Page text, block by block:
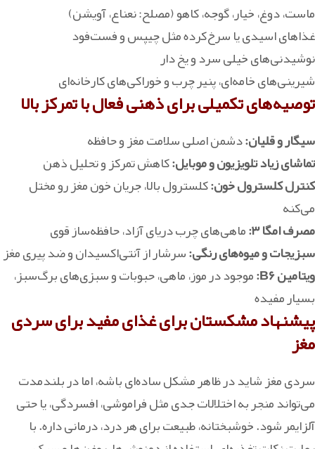
ماست، دوغ، خیار، گوجه، کاهو (مصلح: نعناع، آویشن)
غذاهای اسیدی یا سرخ‌کرده مثل چیپس و فست‌فود
نوشیدنی‌های خیلی سرد و یخ‌ دار
شیرینی‌های خامه‌ای، پنیر چرب و خوراکی‌های کارخانه‌ای
توصیه‌های تکمیلی برای ذهنی فعال با تمرکز بالا
سیگار و قلیان:دشمن اصلی سلامت مغز و حافظه‌
تماشای زیاد تلویزیون و موبایل:کاهش تمرکز و تحلیل ذهن
کنترل کلسترول خون:کلسترول بالا، جریان خون مغز رو مختل
می‌کنه
مصرف امگا ۳: ماهی‌های چرب دریای آزاد، حافظه‌ساز قوی
سبزیجات و میوه‌های رنگی:سرشار از آنتی‌اکسیدان و ضد پیری مغز
ویتامین B۶:
موجود در موز، ماهی، حبوبات و سبزی‌های برگ‌سبز،
بسیار مفیده
پیشنهاد مشکستان برای غذای مفید برای سردی
مغز
سردی مغز شاید در ظاهر مشکل ساده‌ای باشه، اما در بلندمدت
می‌تواند منجر به اختلالات جدی مثل فراموشی، افسردگی، یا حتی
آلزایمر شود. خوشبختانه، طبیعت برای هر درد، درمانی داره. با